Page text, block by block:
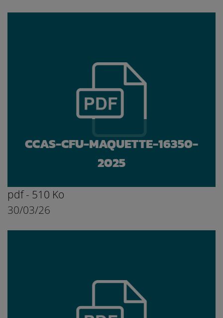
CCAS-CFU-MAQUETTE-16350-
2025
pdf - 510 Ko
30/03/26